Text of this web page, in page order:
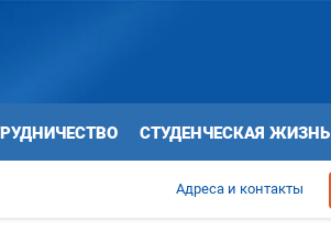
СТУДЕНЧЕСКАЯ ЖИЗНЬ
Адреса и контакты